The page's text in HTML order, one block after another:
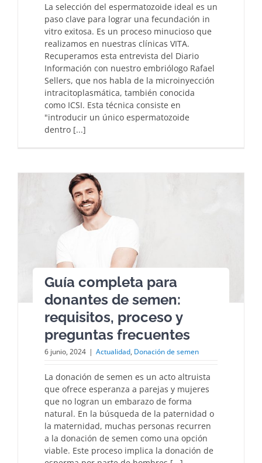
La selección del espermatozoide ideal es un
paso clave para lograr una fecundación in
vitro exitosa. Es un proceso minucioso que
realizamos en nuestras clínicas VITA.
Recuperamos esta entrevista del Diario
Información con nuestro embriólogo Rafael
Sellers, que nos habla de la microinyección
intracitoplasmática, también conocida
como ICSI. Esta técnica consiste en
"introducir un único espermatozoide
dentro [...]
Guía completa para
donantes de semen:
requisitos, proceso y
preguntas frecuentes
6 junio, 2024 | Actualidad, Donación de semen
La donación de semen es un acto altruista
que ofrece esperanza a parejas y mujeres
que no logran un embarazo de forma
natural. En la búsqueda de la paternidad o
la maternidad, muchas personas recurren
a la donación de semen como una opción
viable. Este proceso implica la donación de